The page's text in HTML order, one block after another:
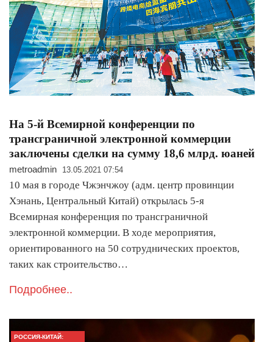
На 5-й Всемирной конференции по
трансграничной электронной коммерции
заключены сделки на сумму 18,6 млрд. юаней
metroadmin 13.05.2021 07:54
10 мая в городе Чжэнчжоу (адм. центр провинции
Хэнань, Центральный Китай) открылась 5-я
Всемирная конференция по трансграничной
электронной коммерции. В ходе мероприятия,
ориентированного на 50 сотруднических проектов,
таких как строительство…
Подробнее..
РОССИЯ-КИТАЙ: